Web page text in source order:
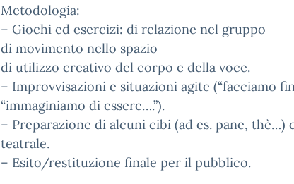
Metodologia:
– Giochi ed esercizi: di relazione nel gruppo
di movimento nello spazio
di utilizzo creativo del corpo e della voce.
– Improvvisazioni e situazioni agite (“facciamo
“immaginiamo di essere….”).
– Preparazione di alcuni cibi (ad es. pane, thè…)
teatrale.
– Esito/restituzione finale per il pubblico.